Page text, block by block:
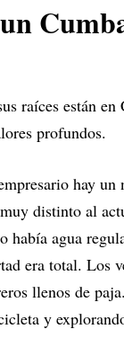
raíces están en
profundos.
hay un
distinto al
había agua
era total. Los
llenos de
y